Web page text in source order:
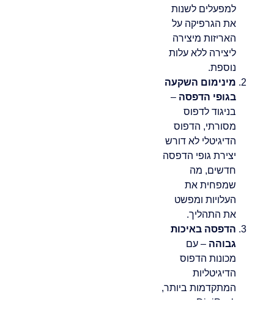
למפעלים לשנות
את הגרפיקה על
האריזות מיצירה
ליצירה ללא עלות
נוספת.
מינימום השקעה
בגופי הדפסה –
בניגוד לדפוס
מסורתי, הדפוס
הדיגיטלי לא דורש
יצירת גופי הדפסה
חדשים, מה
שמפחית את
העלויות ומפשט
את התהליך.
הדפסה באיכות
גבוהה – עם
מכונות הדפוס
הדיגיטליות
המתקדמות ביותר,